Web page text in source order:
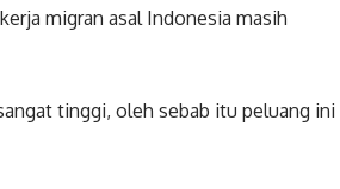
migran asal Indonesia masih
tinggi, oleh sebab itu peluang ini